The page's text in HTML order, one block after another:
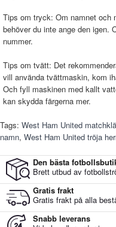
Tips om tryck: Om namnet och
behöver du inte ange den igen.
nummer.
Tips om tvätt: Det
vill använda tvättmaskin, kom
Och fyll maskinen med kallt
kan skydda färgerna mer.
Tags: West Ham United
namn, West Ham United tröja
Den bästa
Brett utbud av
Gratis frakt
Gratis frakt på alla
Snabb leverans